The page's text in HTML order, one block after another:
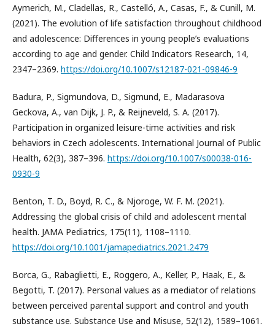
Aymerich, M., Cladellas, R., Castelló, A., Casas, F., & Cunill, M.
(2021). The evolution of life satisfaction throughout childhood
and adolescence: Differences in young people’s evaluations
according to age and gender. Child Indicators Research, 14,
2347–2369. https://doi.org/10.1007/s12187-021-09846-9
Badura, P., Sigmundova, D., Sigmund, E., Madarasova
Geckova, A., van Dijk, J. P., & Reijneveld, S. A. (2017).
Participation in organized leisure-time activities and risk
behaviors in Czech adolescents. International Journal of Public
Health, 62(3), 387–396. https://doi.org/10.1007/s00038-016-
0930-9
Benton, T. D., Boyd, R. C., & Njoroge, W. F. M. (2021).
Addressing the global crisis of child and adolescent mental
health. JAMA Pediatrics, 175(11), 1108–1110.
https://doi.org/10.1001/jamapediatrics.2021.2479
Borca, G., Rabaglietti, E., Roggero, A., Keller, P., Haak, E., &
Begotti, T. (2017). Personal values as a mediator of relations
between perceived parental support and control and youth
substance use. Substance Use and Misuse, 52(12), 1589–1061.